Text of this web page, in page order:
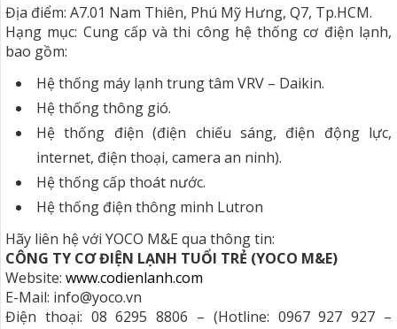
Địa điểm: A7.01 Nam Thiên, Phú Mỹ Hưng, Q7, Tp.HCM.
Hạng mục: Cung cấp và thi công hệ thống cơ điện lạnh,
bao gồm:
Hệ thống máy lạnh trung tâm VRV – Daikin.
Hệ thống thông gió.
Hệ thống điện (điện chiếu sáng, điện động lực,
internet, điện thoại, camera an ninh).
Hệ thống cấp thoát nước.
Hệ thống điện thông minh Lutron
Hãy liên hệ với YOCO M&E qua thông tin:
CÔNG TY CƠ ĐIỆN LẠNH TUỔI TRẺ (YOCO M&E)
Website: www.codienlanh.com
E-Mail: info@yoco.vn
Điện thoại: 08 6295 8806 – (Hotline: 0967 927 927 –